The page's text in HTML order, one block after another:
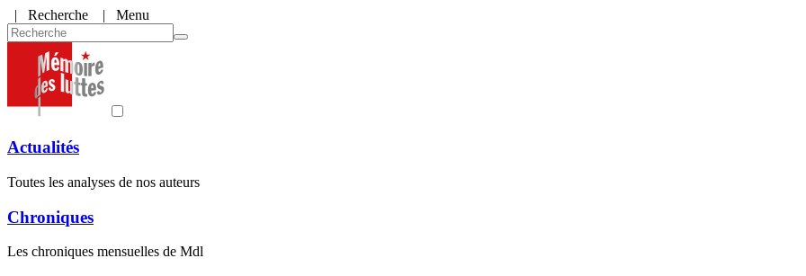
| Recherche | Menu
Actualités
Toutes les analyses de nos auteurs
Chroniques
Les chroniques mensuelles de Mdl